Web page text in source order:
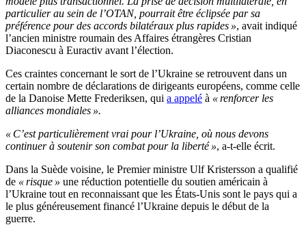
particulier au sein de l’OTAN, pourrait être éclipsée par sa
préférence pour des accords bilatéraux plus rapides », avait indiqué
l’ancien ministre roumain des Affaires étrangères Cristian
Diaconescu à Euractiv avant l’élection.
Ces craintes concernant le sort de l’Ukraine se retrouvent dans un
certain nombre de déclarations de dirigeants européens, comme celle
de la Danoise Mette Frederiksen, qui a appelé à « renforcer les
alliances mondiales ».
« C’est particulièrement vrai pour l’Ukraine, où nous devons
continuer à soutenir son combat pour la liberté », a-t-elle écrit.
Dans la Suède voisine, le Premier ministre Ulf Kristersson a qualifié
de « risque » une réduction potentielle du soutien américain à
l’Ukraine tout en reconnaissant que les États-Unis sont le pays qui a
le plus généreusement financé l’Ukraine depuis le début de la
guerre.